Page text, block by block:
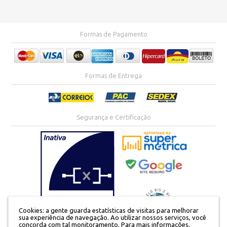
Cookies: a gente guarda estatísticas de visitas para melhorar
sua experiência de navegação. Ao utilizar nossos serviços, você
concorda com tal monitoramento. Para mais informações,
Formas de Pagamento
Formas de Entrega
Segurança e Certificação